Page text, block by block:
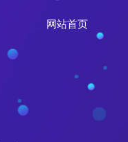
网站首页